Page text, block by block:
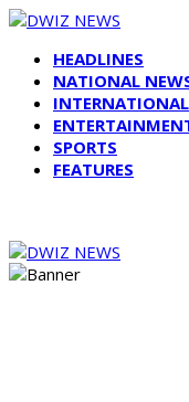
HEADLINES
NATIONAL
SPORTS
FEATURES